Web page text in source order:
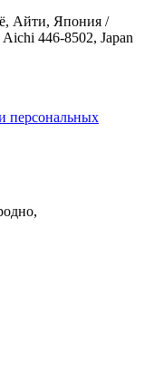
Айти, Япония /
446-8502, Japan
персональных